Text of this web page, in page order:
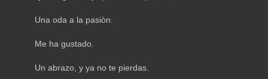
Una oda a la pasiòn.
Me ha gustado.
Un abrazo, y ya no te pierdas.